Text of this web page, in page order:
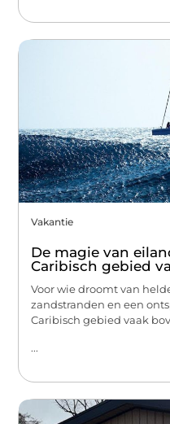
Vakantie
De magie van
Caribisch gebied
Voor wie droomt van
zandstranden en een
Caribisch gebied vaak
...